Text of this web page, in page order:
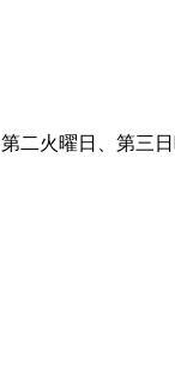
二火曜日、第三